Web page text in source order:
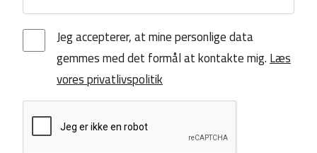
Jeg accepterer, at mine personlige data
gemmes med det formål at kontakte mig.Læs
vores privatlivspolitik